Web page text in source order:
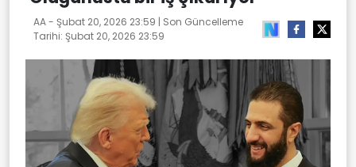
AA - Şubat 20, 2026 23:59 | Son Güncelleme
Tarihi: Şubat 20, 2026 23:59